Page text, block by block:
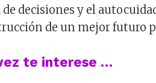
decisiones y el
de un mejor futuro
te interese …